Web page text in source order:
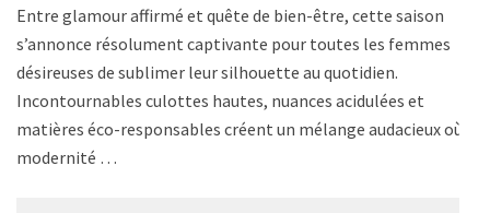
Entre glamour affirmé et quête de bien-être, cette saison
s’annonce résolument captivante pour toutes les femmes
désireuses de sublimer leur silhouette au quotidien.
Incontournables culottes hautes, nuances acidulées et
matières éco-responsables créent un mélange audacieux où
modernité …